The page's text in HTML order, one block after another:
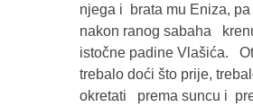
njega i brata mu Eniza,
nakon ranog sabaha
istočne padine Vlašića.
trebalo doći što prije,
okretati prema suncu i